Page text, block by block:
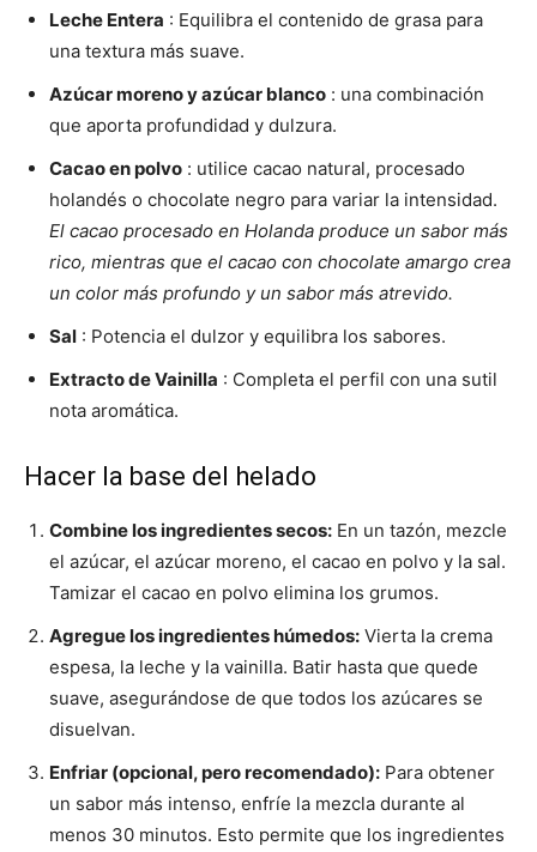
Leche Entera : Equilibra el contenido de grasa para
una textura más suave.
Azúcar moreno y azúcar blanco : una combinación
que aporta profundidad y dulzura.
Cacao en polvo : utilice cacao natural, procesado
holandés o chocolate negro para variar la intensidad.
El cacao procesado en Holanda produce un sabor más
rico, mientras que el cacao con chocolate amargo crea
un color más profundo y un sabor más atrevido.
Sal : Potencia el dulzor y equilibra los sabores.
Extracto de Vainilla : Completa el perfil con una sutil
nota aromática.
Hacer la base del helado
Combine los ingredientes secos: En un tazón, mezcle
el azúcar, el azúcar moreno, el cacao en polvo y la sal.
Tamizar el cacao en polvo elimina los grumos.
Agregue los ingredientes húmedos: Vierta la crema
espesa, la leche y la vainilla. Batir hasta que quede
suave, asegurándose de que todos los azúcares se
disuelvan.
Enfriar (opcional, pero recomendado): Para obtener
un sabor más intenso, enfríe la mezcla durante al
menos 30 minutos. Esto permite que los ingredientes